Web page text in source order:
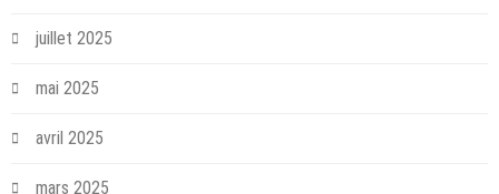
juillet 2025
mai 2025
avril 2025
mars 2025